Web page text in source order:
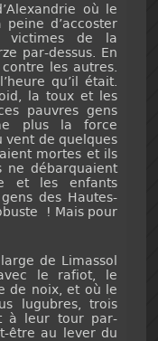
où le
d’accoster
victimes de la
par-dessus. En
les autres.
qu’il était.
la toux et les
pauvres gens
plus la force
vent de quelques
mortes et ils
ne débarquaient
et les enfants
des Hautes-
! Mais pour
de Limassol
le rafiot, le
de noix, et où le
lugubres, trois
à leur tour par-
être au lever du